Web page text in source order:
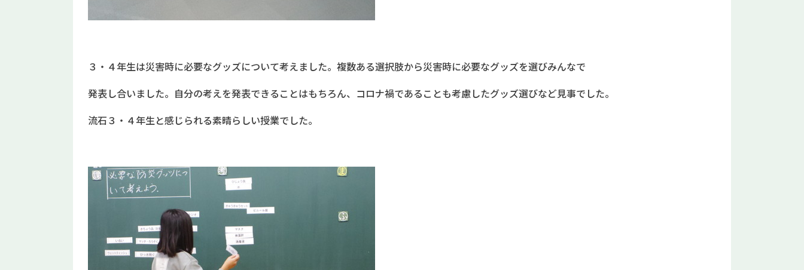
３・４年生は災害時に必要なグッズについて考えました。複数ある選択肢から災害時に必要なグッズを選びみんなで
発表し合いました。自分の考えを発表できることはもちろん、コロナ禍であることも考慮したグッズ選びなど見事でした。
流石３・４年生と感じられる素晴らしい授業でした。